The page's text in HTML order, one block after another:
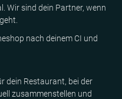
Wir sind dein Partner, wenn
nach deinem CI und
dein Restaurant, bei der
zusammenstellen und